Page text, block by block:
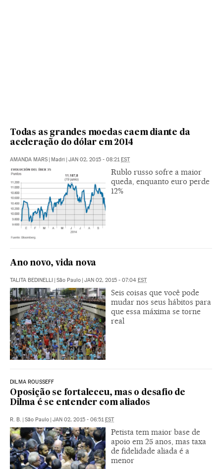
Todas as grandes moedas caem diante da
aceleração do dólar em 2014
AMANDA MARS | Madri | JAN 02, 2015 - 08:21EST
Rublo russo sofre a maior
queda, enquanto euro perde
12%
Ano novo, vida nova
TALITA BEDINELLI | São Paulo | JAN 02, 2015 - 07:04 EST
Seis coisas que você pode
mudar nos seus hábitos para
que essa máxima se torne
real
DILMA ROUSSEFF
Oposição se fortaleceu, mas o desafio de
Dilma é se entender com aliados
R. B. | São Paulo | JAN 02, 2015 - 06:51EST
Petista tem maior base de
apoio em 25 anos, mas taxa
de fidelidade aliada é a
menor